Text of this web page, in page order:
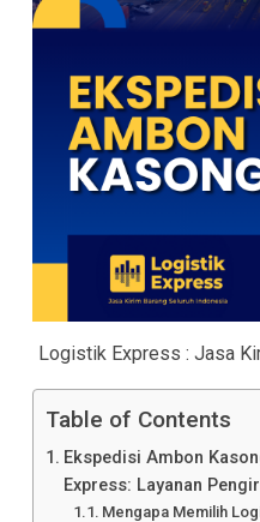
Logistik Express : Jasa
Table of Contents
Ekspedisi Ambon
Express: Layanan
Mengapa Memilih